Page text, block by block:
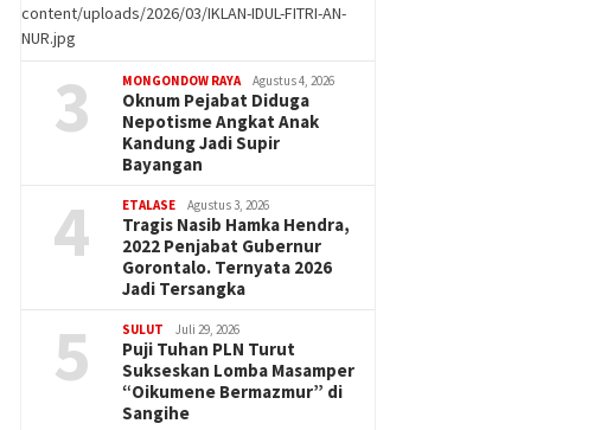
content/uploads/2026/03/IKLAN-IDUL-FITRI-AN-
NUR.jpg
3 MONGONDOW RAYA Agustus 4, 2026
Oknum Pejabat Diduga
Nepotisme Angkat Anak
Kandung Jadi Supir
Bayangan
4 ETALASE Agustus 3, 2026
Tragis Nasib Hamka Hendra,
2022 Penjabat Gubernur
Gorontalo. Ternyata 2026
Jadi Tersangka
5 SULUT Juli 29, 2026
Puji Tuhan PLN Turut
Sukseskan Lomba Masamper
“Oikumene Bermazmur” di
Sangihe